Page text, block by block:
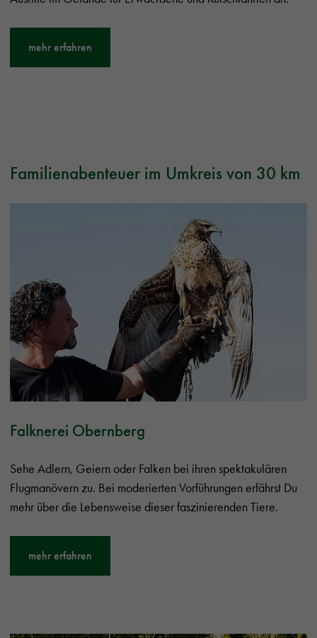
mehr erfahren
Familienabenteuer im Umkreis von 30 km
Falknerei Obernberg
Sehe Adlern, Geiern oder Falken bei ihren spektakulären
Flugmanövern zu. Bei moderierten Vorführungen erfährst Du
mehr über die Lebensweise dieser faszinierenden Tiere.
mehr erfahren